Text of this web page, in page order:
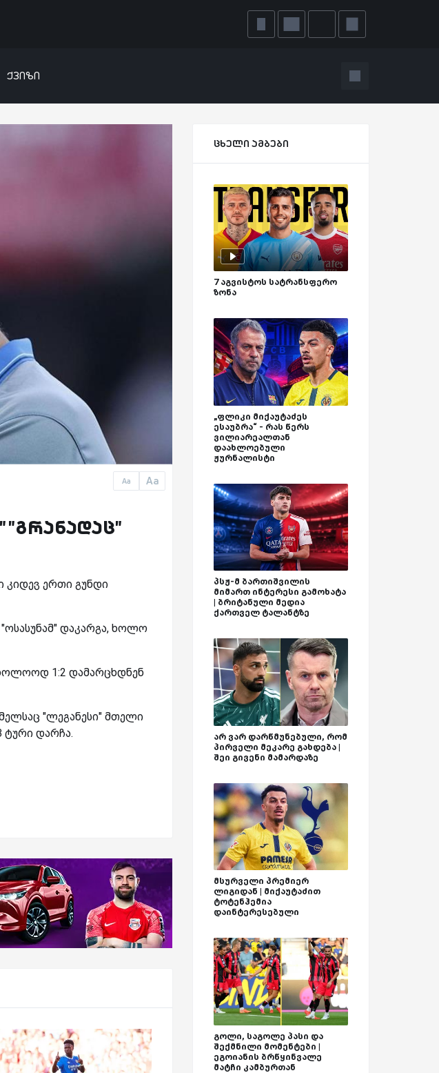
ქვიზი
Aa Aa
"გრანადაც"
კიდევ ერთი გუნდი
დაკარგა, ხოლო
1:2 დამარცხდნენ
"ლეგანესი" მთელი
ტური დარჩა.
ცხელი ამბები
7 აგვისტოს სატრანსფერო
ზონა
„ფლიკი მიქაუტაძეს
ესაუბრა“ - რას წერს
ვილიარეალთან
დაახლოებული
ჟურნალისტი
პსჟ-მ ბართიშვილის
მიმართ ინტერესი გამოხატა
| ბრიტანული მედია
ქართველ ტალანტზე
არ ვარ დარწმუნებული, რომ
პირველი მეკარე გახდება |
შეი გივენი მამარდაზე
მსურველი პრემიერ
ლიგიდან | მიქაუტაძით
ტოტენჰემია
დაინტერესებული
გოლი, საგოლე პასი და
შექმნილი მომენტები |
ეგოიანის ბრწყინვალე
მატჩი კამბურთან